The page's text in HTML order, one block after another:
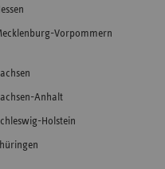
Vorpommern
Anhalt
Holstein